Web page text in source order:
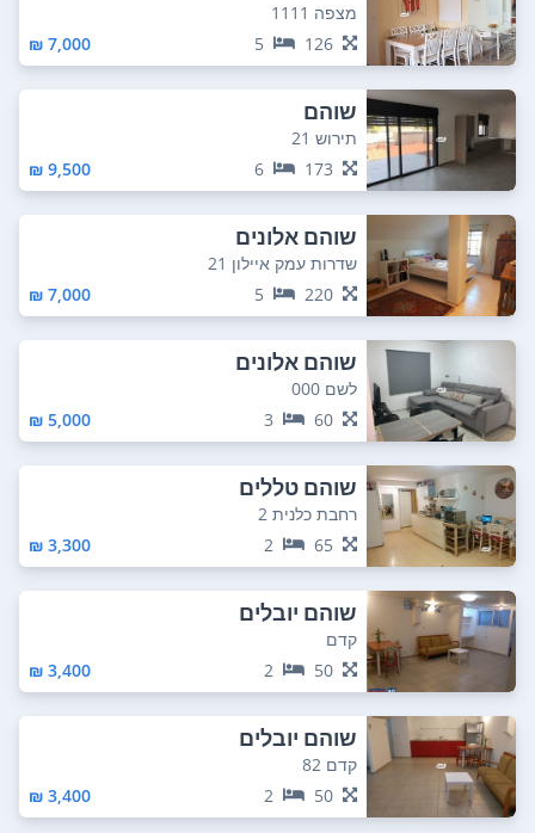
מצפה 1111
126
5
7,000 ₪
שוהם
תירוש 21
173
6
9,500 ₪
שוהם אלונים
שדרות עמק איילון 21
220
5
7,000 ₪
שוהם אלונים
לשם 000
60
3
5,000 ₪
שוהם טללים
רחבת כלנית 2
65
2
3,300 ₪
שוהם יובלים
קדם
50
2
3,400 ₪
שוהם יובלים
קדם 82
50
2
3,400 ₪